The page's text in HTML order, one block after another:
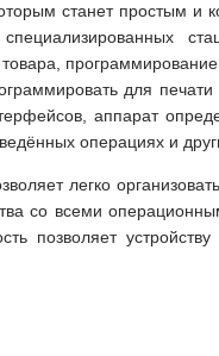
станет простым
для
аппарат
операциях и
легко
со всеми
позволяет устройству